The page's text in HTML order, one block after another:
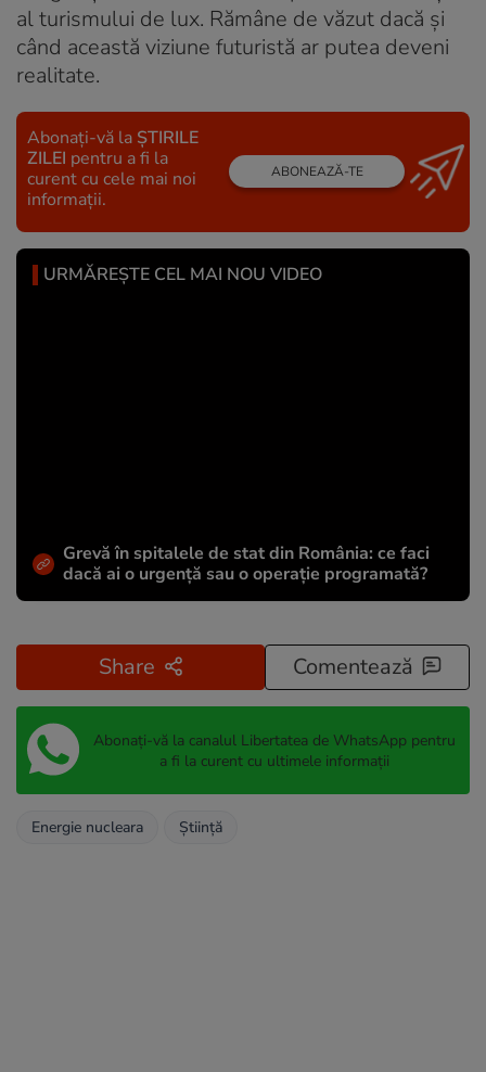
al turismului de lux. Rămâne de văzut dacă și
când această viziune futuristă ar putea deveni
realitate.
Abonați-vă la ȘTIRILE
ZILEI pentru a fi la
curent cu cele mai noi
informații.
ABONEAZĂ-TE
URMĂREȘTE CEL MAI NOU VIDEO
Grevă în spitalele de stat din România: ce faci
dacă ai o urgență sau o operație programată?
Share Comentează
Abonați-vă la canalul Libertatea de WhatsApp pentru
a fi la curent cu ultimele informații
Energie nucleara Știință